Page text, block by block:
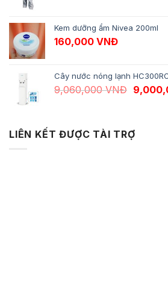
Kem dưỡng ẩm Nivea 200ml
160,000 VNĐ
Cây nước nóng lạnh
9,060,000VNĐ Giá
LIÊN KẾT ĐƯỢC TÀI TRỢ